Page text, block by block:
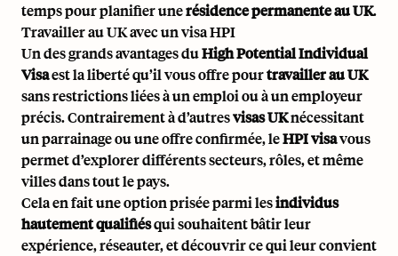
temps pour planifier unerésidence permanente au UK.
Travailler au UK avec un visa HPI
Un des grands avantages duHigh Potential Individual
Visaest la liberté qu’il vous offre pourtravailler au UK
sans restrictions liées à un emploi ou à un employeur
précis. Contrairement à d’autresvisas UKnécessitant
un parrainage ou une offre confirmée, leHPI visavous
permet d’explorer différents secteurs, rôles, et même
villes dans tout le pays.
Cela en fait une option prisée parmi lesindividus
hautement qualifiésqui souhaitent bâtir leur
expérience, réseauter, et découvrir ce qui leur convient